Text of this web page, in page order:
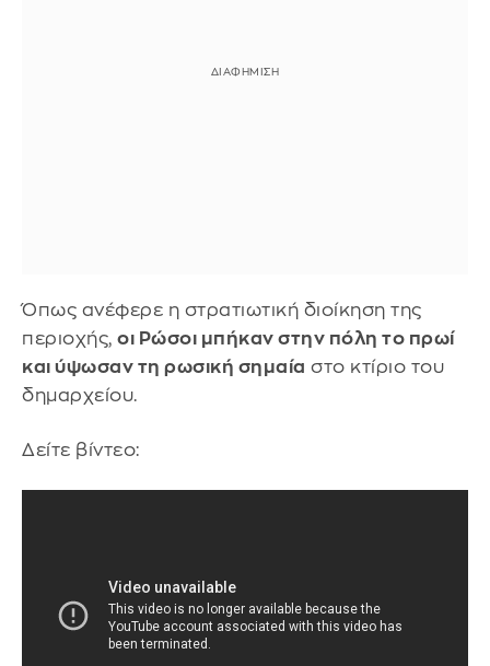
Όπως ανέφερε η στρατιωτική διοίκηση της
περιοχής, οι Ρώσοι μπήκαν στην πόλη το πρωί
και ύψωσαν τη ρωσική σημαία στο κτίριο του
δημαρχείου.
Δείτε βίντεο: